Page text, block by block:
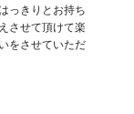
っきりとお持ち
させて頂けて楽
をさせていただ